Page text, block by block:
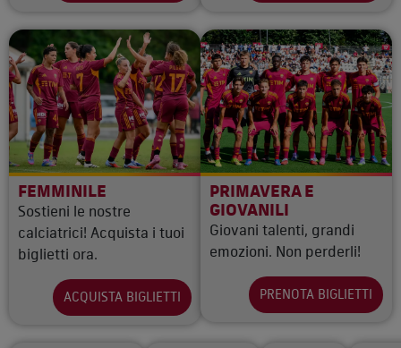
FEMMINILE
Sostieni le nostre
calciatrici! Acquista i tuoi
biglietti ora.
ACQUISTA BIGLIETTI
PRIMAVERA E
GIOVANILI
Giovani talenti, grandi
emozioni. Non perderli!
PRENOTA BIGLIETTI